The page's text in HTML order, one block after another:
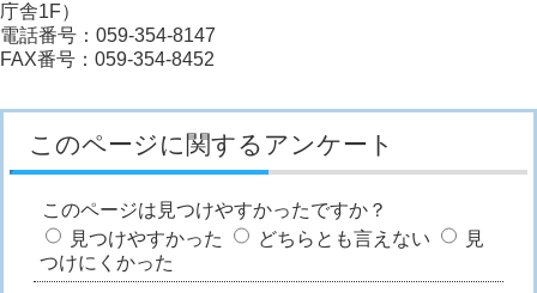
庁舎1F）
電話番号：059-354-8147
FAX番号：059-354-8452
このページに関するアンケート
このページは見つけやすかったですか？
見つけやすかった
どちらとも言えない
見
つけにくかった